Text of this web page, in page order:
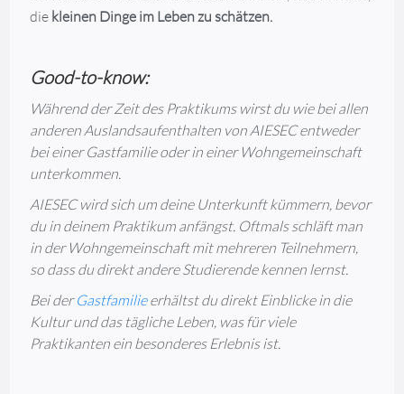
die kleinen Dinge im Leben zu schätzen.
Good-to-know:
Während der Zeit des Praktikums wirst du wie bei allen
anderen Auslandsaufenthalten von AIESEC entweder
bei einer Gastfamilie oder in einer Wohngemeinschaft
unterkommen.
AIESEC wird sich um deine Unterkunft kümmern, bevor
du in deinem Praktikum anfängst. Oftmals schläft man
in der Wohngemeinschaft mit mehreren Teilnehmern,
so dass du direkt andere Studierende kennen lernst.
Bei derGastfamilieerhältst du direkt Einblicke in die
Kultur und das tägliche Leben, was für viele
Praktikanten ein besonderes Erlebnis ist.